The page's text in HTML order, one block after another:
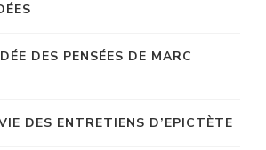
DES PENSÉES DE MARC
DES ENTRETIENS D’EPICTÈTE